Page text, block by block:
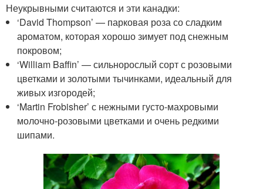
Неукрывными считаются и эти канадки:
‘David Thompson’ — парковая роза со сладким
ароматом, которая хорошо зимует под снежным
покровом;
‘William Baffin’ — сильнорослый сорт с розовыми
цветками и золотыми тычинками, идеальный для
живых изгородей;
‘Martin Frobisher’ с нежными густо-махровыми
молочно-розовыми цветками и очень редкими
шипами.